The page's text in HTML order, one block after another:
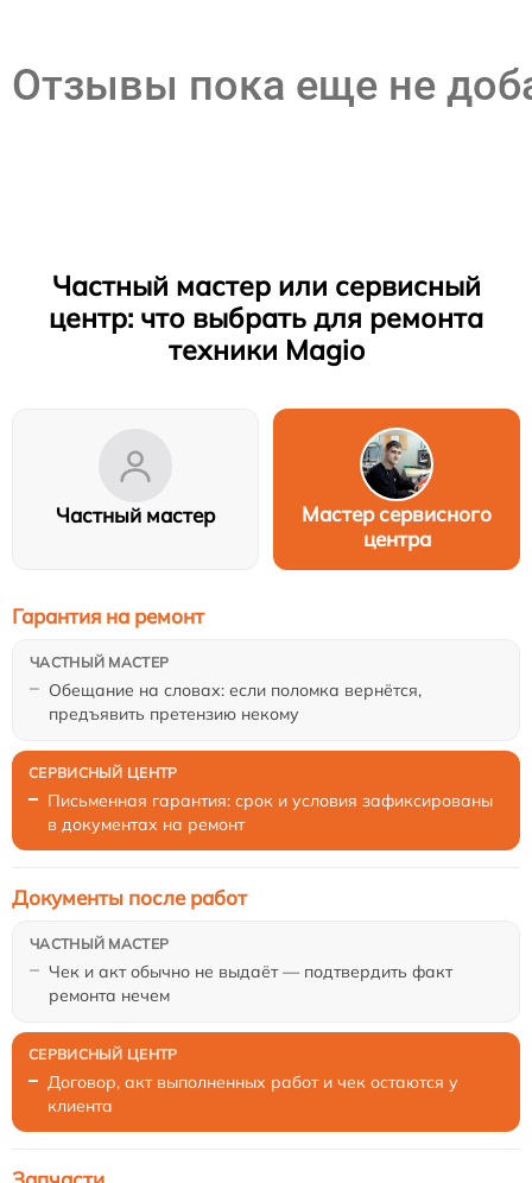
Отзывы пока еще не
Частный мастер или сервисный
центр: что выбрать для ремонта
техники Magio
Частный мастер
Мастер сервисного
центра
Обещание на словах: если поломка вернётся,
предъявить претензию некому
Гарантия на ремонт
Письменная гарантия: срок и условия зафиксированы
в документах на ремонт
Чек и акт обычно не выдаёт — подтвердить факт
ремонта нечем
Документы после работ
Договор, акт выполненных работ и чек остаются у
клиента